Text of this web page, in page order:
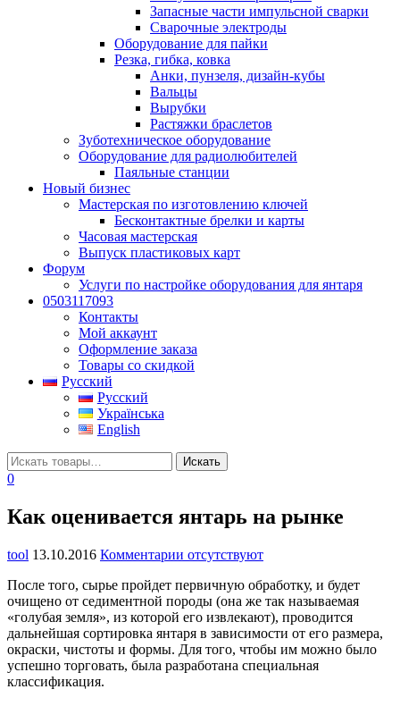
Запасные части импульсной сварки
Сварочные электроды
Оборудование для пайки
Резка, гибка, ковка
Анки, пунзеля, дизайн-кубы
Вальцы
Вырубки
Растяжки браслетов
Зуботехническое оборудование
Оборудование для радиолюбителей
Паяльные станции
Новый бизнес
Мастерская по изготовлению ключей
Бесконтактные брелки и карты
Часовая мастерская
Выпуск пластиковых карт
Форум
Услуги по настройке оборудования для янтаря
0503117093
Контакты
Мой аккаунт
Оформление заказа
Товары со скидкой
Русский
Русский
Українська
English
0
Как оценивается янтарь на рынке
tool 13.10.2016 Комментарии отсутствуют
После того, сырье пройдет первичную обработку, и будет
очищено от седиментной породы (она же так называемая
«голубая земля», из которой его извлекают), проводится
дальнейшая сортировка янтаря в зависимости от его размера,
окраски, чистоты и формы. Для того, чтобы им можно было
успешно торговать, была разработана специальная
классификация.